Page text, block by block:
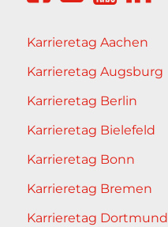
Karrieretag Aachen
Karrieretag Augsburg
Karrieretag Berlin
Karrieretag Bielefeld
Karrieretag Bonn
Karrieretag Bremen
Karrieretag Dortmund